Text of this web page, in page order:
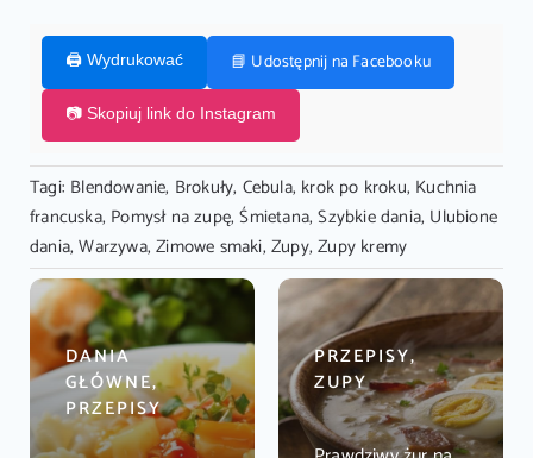
🖨️ Wydrukować 📘 Udostępnij na Facebooku
📷 Skopiuj link do Instagram
Tagi: Blendowanie, Brokuły, Cebula, krok po kroku, Kuchnia
francuska, Pomysł na zupę,Śmietana,Szybkie dania, Ulubione
dania,Warzywa,Zimowe smaki,Zupy,Zupy kremy
DANIA
GŁÓWNE,
PRZEPISY
PRZEPISY,
ZUPY